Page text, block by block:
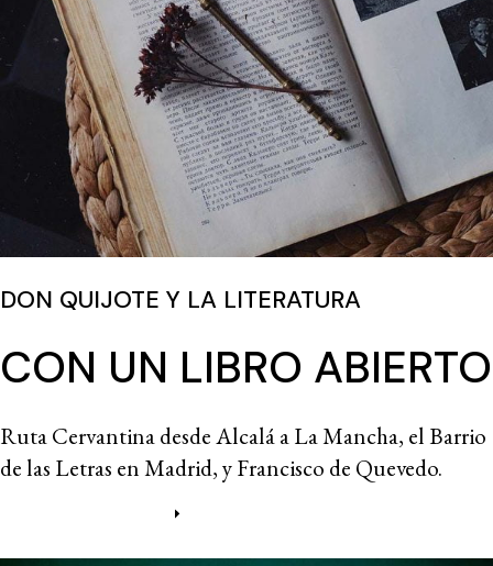
DON QUIJOTE Y LA LITERATURA
CON UN LIBRO ABIERTO
Ruta Cervantina desde Alcalá a La Mancha, el Barrio
de las Letras en Madrid, y Francisco de Quevedo.